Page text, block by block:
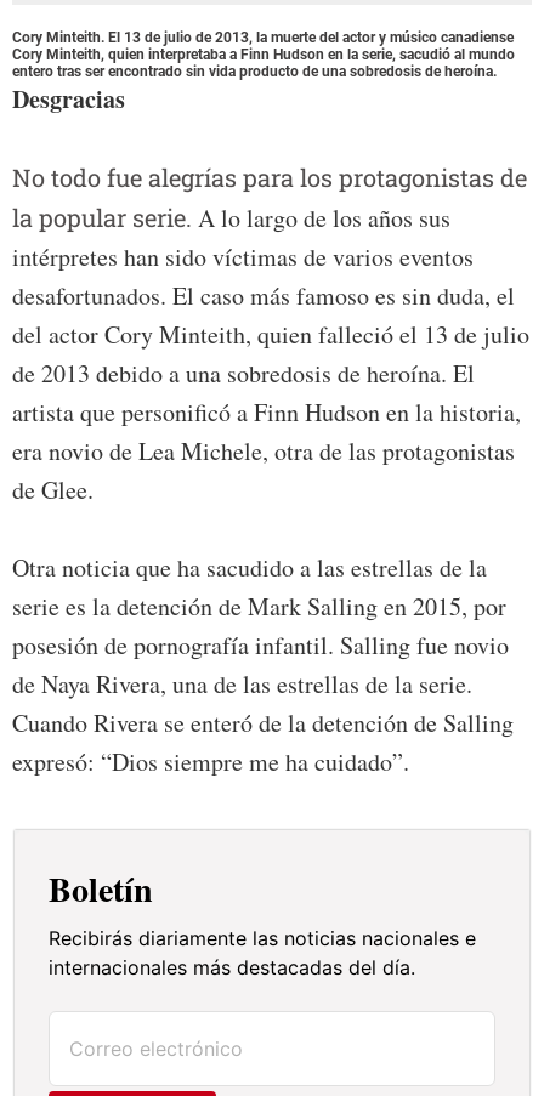
Cory Minteith. El 13 de julio de 2013, la muerte del actor y músico canadiense
Cory Minteith, quien interpretaba a Finn Hudson en la serie, sacudió al mundo
entero tras ser encontrado sin vida producto de una sobredosis de heroína.
Desgracias
No todo fue alegrías para los protagonistas de
la popular serie. A lo largo de los años sus
intérpretes han sido víctimas de varios eventos
desafortunados. El caso más famoso es sin duda, el
del actor Cory Minteith, quien falleció el 13 de julio
de 2013 debido a una sobredosis de heroína. El
artista que personificó a Finn Hudson en la historia,
era novio de Lea Michele, otra de las protagonistas
de Glee.
Otra noticia que ha sacudido a las estrellas de la
serie es la detención de Mark Salling en 2015, por
posesión de pornografía infantil. Salling fue novio
de Naya Rivera, una de las estrellas de la serie.
Cuando Rivera se enteró de la detención de Salling
expresó: “Dios siempre me ha cuidado”.
Boletín
Recibirás diariamente las noticias nacionales e
internacionales más destacadas del día.